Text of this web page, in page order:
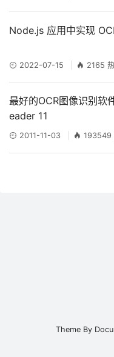
Node.js 应用中实现
2022-07-15 2165
最好的OCR图像识别软
eader 11
2011-11-03 193549
Theme By